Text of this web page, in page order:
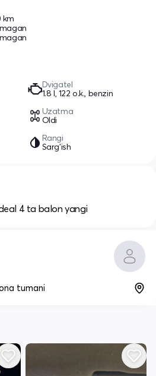
km
Dvigatel
1.8 l, 122 o.k., benzin
Uzatma
Oldi
Rangi
Sarg'ish
4 ta balon yangi
tumani